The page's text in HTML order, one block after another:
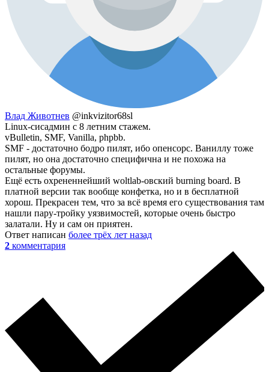
Влад Животнев @inkvizitor68sl
Linux-сисадмин с 8 летним стажем.
vBulletin, SMF, Vanilla, phpbb.
SMF - достаточно бодро пилят, ибо опенсорс. Ваниллу тоже
пилят, но она достаточно специфична и не похожа на
остальные форумы.
Ещё есть охрененнейший woltlab-овский burning board. В
платной версии так вообще конфетка, но и в бесплатной
хорош. Прекрасен тем, что за всё время его существования там
нашли пару-тройку уязвимостей, которые очень быстро
залатали. Ну и сам он приятен.
Ответ написан более трёх лет назад
2 комментария